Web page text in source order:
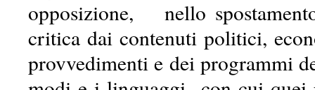
opposizione, nello
critica dai contenuti politici,
provvedimenti e dei programmi